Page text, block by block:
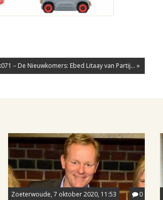
– De Nieuwkomers: Ebed Litaay van Partij... »
Zoeterwoude, 7 oktober 2020, 11:53 0